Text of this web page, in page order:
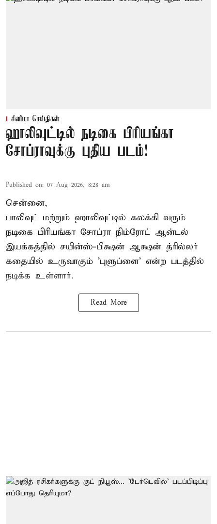
சினிமா செய்திகள்
ஹாலிவுட்டில் நடிகை பிரியங்கா
சோப்ராவுக்கு புதிய படம்!
Published on: 07 Aug 2026, 8:28 am
சென்னை,
பாலிவுட் மற்றும் ஹாலிவுட்டில் கலக்கி வரும்
நடிகை பிரியங்கா சோப்ரா நிம்ரோட் ஆன்டல்
இயக்கத்தில் சயின்ஸ்-பிக்ஷன் ஆக்ஷன் த்ரில்லர்
கதையில் உருவாகும் 'புளுப்ளை' என்ற படத்தில்
நடிக்க உள்ளார்.
Read More